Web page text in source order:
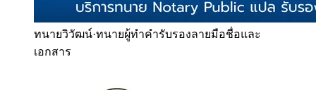
ทนายวิวัฒน์·ทนายผู้ทำคำรับรองลายมือชื่อและ
เอกสาร